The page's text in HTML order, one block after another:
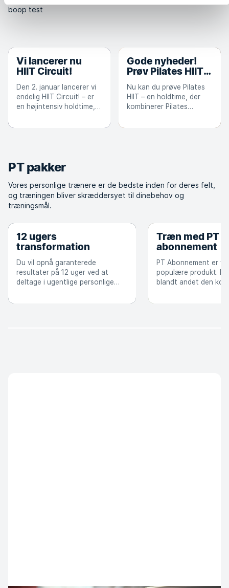
boop test
Vi lancerer nu
HIIT Circuit!
Den 2. januar lancerer vi
endelig HIIT Circuit! – er
en højintensiv holdtime,
Gode ​​nyheder!
Prøv Pilates HIIT
🔥
Nu kan du prøve Pilates
HIIT – en holdtime, der
kombinerer Pilates
PT pakker
Vores personlige trænere er de bedste inden for deres felt,
og træningen bliver skræddersyet til dinebehov og
træningsmål.
12 ugers
transformation
Du vil opnå garanterede
resultater på 12 uger ved at
deltage i ugentlige personlige
Træn med PT
abonnement
PT Abonnement er
populære produkt.
blandt andet den